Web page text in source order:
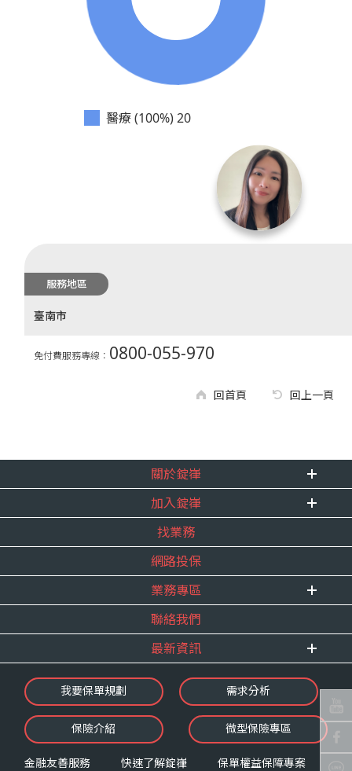
醫療 (100%) 20
服務地區
臺南市
免付費服務專線： 0800-055-970
回首頁 回上一頁
關於錠嵂
企業資訊
重要事跡
得獎紀錄
服務宣言
合作夥伴
加入錠嵂
內勤招聘
精英招募
年度增員計畫
找業務
網路投保
業務專區
E 線資源網
聯絡我們
最新資訊
最新消息
錠嵂焦點
影音頻道
業務資源分享
我要保單規劃 需求分析
保險介紹 微型保險專區
金融友善服務 快速了解錠嵂 保單權益保障專案